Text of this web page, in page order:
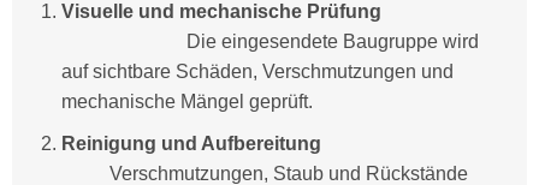
Visuelle und mechanische Prüfung
Die eingesendete Baugruppe wird
auf sichtbare Schäden, Verschmutzungen und
mechanische Mängel geprüft.
Reinigung und Aufbereitung
Verschmutzungen, Staub und Rückstände